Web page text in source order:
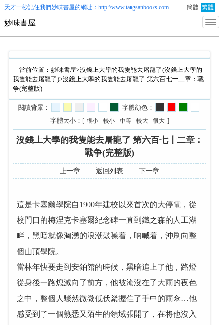
天才一秒記住我們妙味書屋的網址：http://www.tangsanbooks.com 簡體 繁體
妙味書屋
當前位置： 妙味書屋>沒錢上大學的我隻能去屠龍了(沒錢上大學的
我隻能去屠龍了)>沒錢上大學的我隻能去屠龍了 第六百七十二章：戰
争(完整版)
閱讀背景：
字體顔色：
字體大小：[ 很小 較小 中等 較大 很大 ]
沒錢上大學的我隻能去屠龍了 第六百七十二章：
戰争(完整版)
上一章 返回列表 下一章
這是卡塞爾學院自1900年建校以來首次的大停電，從
校門口的梅涅克卡塞爾紀念碑一直到鐵之森的人工湖
畔，黑暗就像洶湧的浪潮鼓噪着，呐喊着，沖刷向整
個山頂學院。
當林年快要走到安鉑館的時候，黑暗追上了他，路燈
從身後一路熄滅向了前方，他被淹沒在了大雨的夜色
之中，整個人驟然微微低伏緊握住了手中的雨傘…他
感受到了一個熟悉又陌生的領域張開了，在将他沒入